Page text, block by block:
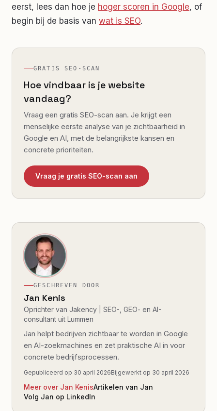
eerst, lees dan hoe je hoger scoren in Google, of
begin bij de basis van wat is SEO.
GRATIS SEO-SCAN
Hoe vindbaar is je website
vandaag?
Vraag een gratis SEO-scan aan. Je krijgt een
menselijke eerste analyse van je zichtbaarheid in
Google en AI, met de belangrijkste kansen en
concrete prioriteiten.
Vraag je gratis SEO-scan aan
GESCHREVEN DOOR
Jan Kenis
Oprichter van Jakency | SEO-, GEO- en AI-
consultant uit Lummen
Jan helpt bedrijven zichtbaar te worden in Google
en AI-zoekmachines en zet praktische AI in voor
concrete bedrijfsprocessen.
Gepubliceerd op 30 april 2026Bijgewerkt op 30 april 2026
Meer over Jan KenisArtikelen van Jan
Volg Jan op LinkedIn